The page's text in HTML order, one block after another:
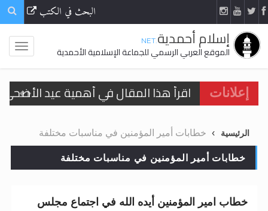
البحث في الكتب
إسلام أحمدية.NET
الموقع العربي الرسمي للجماعة الإسلامية الأحمدية
إعلانات
اقرأ هذا المقال في أهمية عيد
تعميم هامّ لأفراد الجماعة >> المزيد
تعميم هامّ لأفراد الجماعة >> المزيد
الرئيسية خطابات أمير المؤمنين في مناسبات مختلفة
خطابات أمير المؤمنين في مناسبات مختلفة
خطاب امير المؤمنين أيده الله في اجتماع مجلس